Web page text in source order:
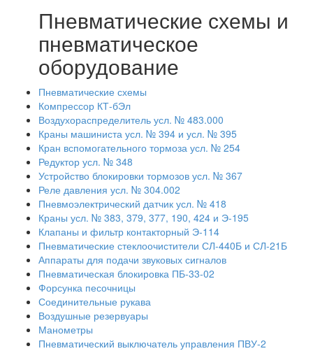
Пневматические схемы и
пневматическое
оборудование
Пневматические схемы
Компрессор КТ-бЭл
Воздухораспределитель усл. № 483.000
Краны машиниста усл. № 394 и усл. № 395
Кран вспомогательного тормоза усл. № 254
Редуктор усл. № 348
Устройство блокировки тормозов усл. № 367
Реле давления усл. № 304.002
Пневмоэлектрический датчик усл. № 418
Краны усл. № 383, 379, 377, 190, 424 и Э-195
Клапаны и фильтр контакторный Э-114
Пневматические стеклоочистители СЛ-440Б и СЛ-21Б
Аппараты для подачи звуковых сигналов
Пневматическая блокировка ПБ-33-02
Форсунка песочницы
Соединительные рукава
Воздушные резервуары
Манометры
Пневматический выключатель управления ПВУ-2